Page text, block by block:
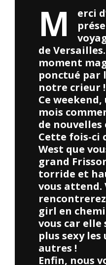
M
erci
de
moment
ponctué par
notre crieur !
Ce
mois
de nouvelles
Cette fois-ci
West que
grand
torride et
vous attend.
rencontrerez
girl en
vous car
plus sexy les
autres !
Enfin, nous